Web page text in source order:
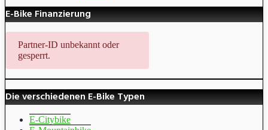
E-Bike Finanzierung
Partner-ID unbekannt oder
gesperrt.
Die verschiedenen E-Bike Typen
E-Citybike